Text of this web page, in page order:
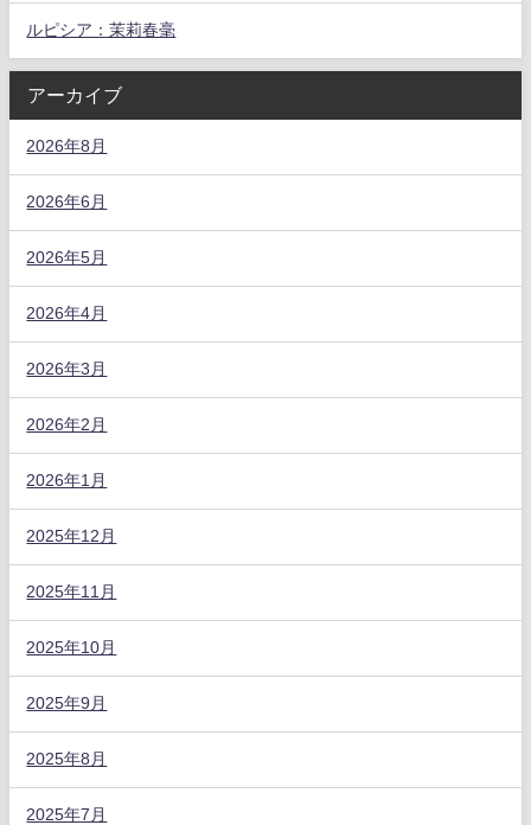
ルピシア：茉莉春毫
アーカイブ
2026年8月
2026年6月
2026年5月
2026年4月
2026年3月
2026年2月
2026年1月
2025年12月
2025年11月
2025年10月
2025年9月
2025年8月
2025年7月